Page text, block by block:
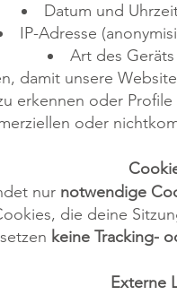
Datum und
IP-Adresse
Art des
damit unsere
erkennen oder
oder
nur notwendige
die deine
keine Tracking-
Externe